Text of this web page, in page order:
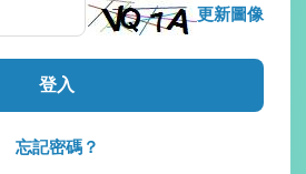
更新圖像
登入
忘記密碼？